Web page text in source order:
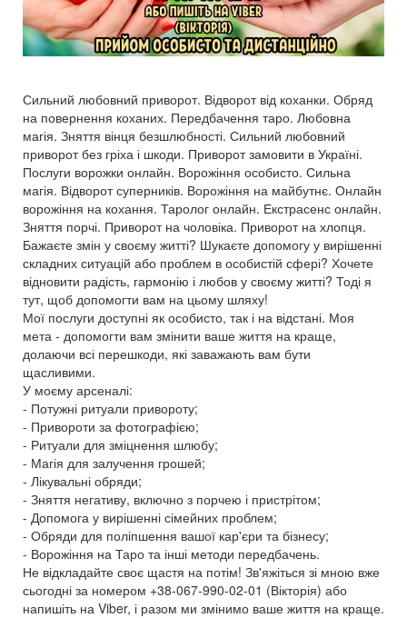
Сильний любовний приворот. Відворот від коханки. Обряд
на повернення коханих. Передбачення таро. Любовна
магія. Зняття вінця безшлюбності. Сильний любовний
приворот без гріха і шкоди. Приворот замовити в Україні.
Послуги ворожки онлайн. Ворожіння особисто. Сильна
магія. Відворот суперників. Ворожіння на майбутнє. Онлайн
ворожіння на кохання. Таролог онлайн. Екстрасенс онлайн.
Зняття порчі. Приворот на чоловіка. Приворот на хлопця.
Бажаєте змін у своєму житті? Шукаєте допомогу у вирішенні
складних ситуацій або проблем в особистій сфері? Хочете
відновити радість, гармонію і любов у своєму житті? Тоді я
тут, щоб допомогти вам на цьому шляху!
Мої послуги доступні як особисто, так і на відстані. Моя
мета - допомогти вам змінити ваше життя на краще,
долаючи всі перешкоди, які заважають вам бути
щасливими.
У моєму арсеналі:
- Потужні ритуали привороту;
- Привороти за фотографією;
- Ритуали для зміцнення шлюбу;
- Магія для залучення грошей;
- Лікувальні обряди;
- Зняття негативу, включно з порчею і пристрітом;
- Допомога у вирішенні сімейних проблем;
- Обряди для поліпшення вашої кар'єри та бізнесу;
- Ворожіння на Таро та інші методи передбачень.
Не відкладайте своє щастя на потім! Зв'яжіться зі мною вже
сьогодні за номером +38-067-990-02-01 (Вікторія) або
напишіть на Viber, і разом ми змінимо ваше життя на краще.